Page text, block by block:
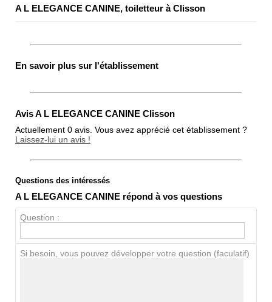
A L ELEGANCE CANINE, toiletteur à Clisson
En savoir plus sur l'établissement
Avis A L ELEGANCE CANINE Clisson
Actuellement 0 avis. Vous avez apprécié cet établissement ?
Laissez-lui un avis !
Note globale
Questions des intéressés
A L ELEGANCE CANINE répond à vos questions
Question :
Si besoin, vous pouvez développer votre question (faculatif)